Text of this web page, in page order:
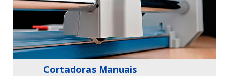
Cortadoras Manuais